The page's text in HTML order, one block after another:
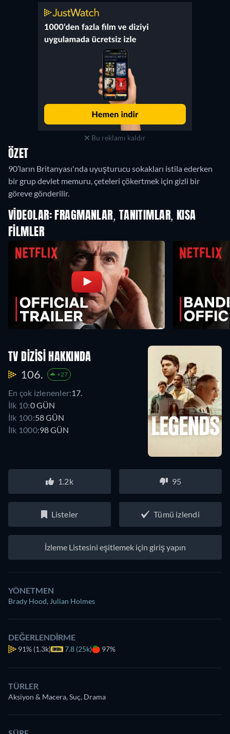
Bu reklamı kaldır
ÖZET
90’ların Britanyası'nda uyuşturucu sokakları istila ederken
bir grup devlet memuru, çeteleri çökertmek için gizli bir
göreve gönderilir.
VIDEOLAR: FRAGMANLAR, TANITIMLAR, KISA
FILMLER
TV DIZISI HAKKINDA
106. +27
En çok izlenenler:17.
İlk 10:0 GÜN
İlk 100:58 GÜN
İlk 1000:98 GÜN
1.2k 95
Listeler Tümü izlendi
İzleme Listesini eşitlemek için giriş yapın
YÖNETMEN
Brady Hood, Julian Holmes
DEĞERLENDIRME
91% (1.3k) 7.8 (25k) 97%
TÜRLER
Aksiyon & Macera, Suç, Drama